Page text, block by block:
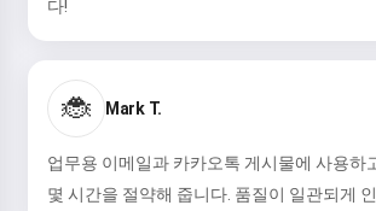
다!
🐞 Mark T.
업무용 이메일과 카카오톡 게시물에 사용하
몇 시간을 절약해 줍니다. 품질이 일관되게